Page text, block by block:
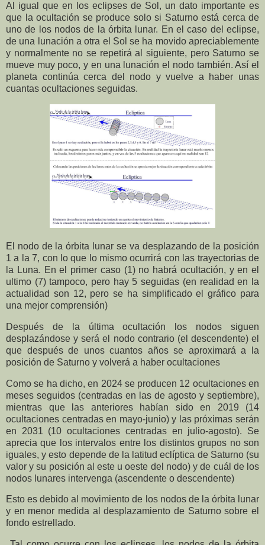
Al igual que en los eclipses de Sol, un dato importante es
que la ocultación se produce solo si Saturno está cerca de
uno de los nodos de la órbita lunar. En el caso del eclipse,
de una lunación a otra el Sol se ha movido apreciablemente
y normalmente no se repetirá al siguiente, pero Saturno se
mueve muy poco, y en una lunación el nodo también. Así el
planeta continúa cerca del nodo y vuelve a haber unas
cuantas ocultaciones seguidas.
El nodo de la órbita lunar se va desplazando de la posición
1 a la 7, con lo que lo mismo ocurrirá con las trayectorias de
la Luna. En el primer caso (1) no habrá ocultación, y en el
ultimo (7) tampoco, pero hay 5 seguidas (en realidad en la
actualidad son 12, pero se ha simplificado el gráfico para
una mejor comprensión)
Después de la última ocultación los nodos siguen
desplazándose y será el nodo contrario (el descendente) el
que después de unos cuantos años se aproximará a la
posición de Saturno y volverá a haber ocultaciones
Como se ha dicho, en 2024 se producen 12 ocultaciones en
meses seguidos (centradas en las de agosto y septiembre),
mientras que las anteriores habían sido en 2019 (14
ocultaciones centradas en mayo-junio) y las próximas serán
en 2031 (10 ocultaciones centradas en julio-agosto). Se
aprecia que los intervalos entre los distintos grupos no son
iguales, y esto depende de la latitud eclíptica de Saturno (su
valor y su posición al este u oeste del nodo) y de cuál de los
nodos lunares intervenga (ascendente o descendente)
Esto es debido al movimiento de los nodos de la órbita lunar
y en menor medida al desplazamiento de Saturno sobre el
fondo estrellado.